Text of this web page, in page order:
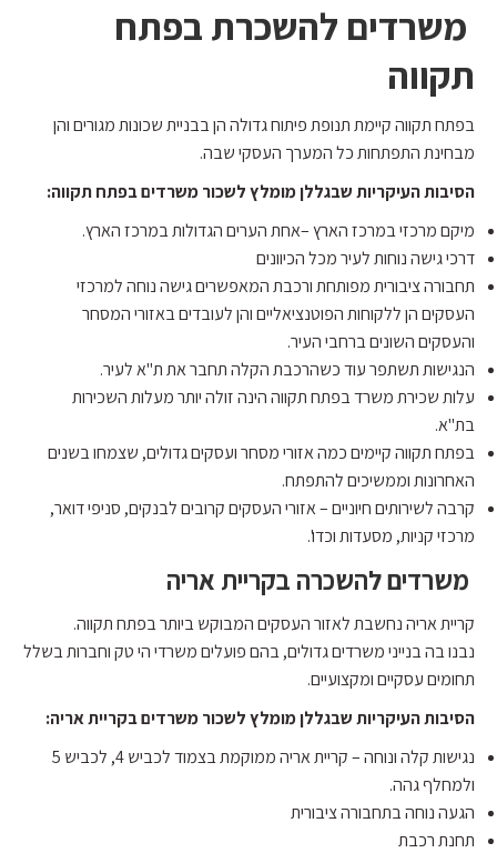
משרדים להשכרת בפתח
תקווה
בפתח תקווה קיימת תנופת פיתוח גדולה הן בבניית שכונות מגורים והן
מבחינת התפתחות כל המערך העסקי שבה.
הסיבות העיקריות שבגללן מומלץ לשכור משרדים בפתח תקווה:
מיקם מרכזי במרכז הארץ –אחת הערים הגדולות במרכז הארץ.
דרכי גישה נוחות לעיר מכל הכיוונים
תחבורה ציבורית מפותחת ורכבת המאפשרים גישה נוחה למרכזי
העסקים הן ללקוחות הפוטנציאליים והן לעובדים באזורי המסחר
והעסקים השונים ברחבי העיר.
הנגישות תשתפר עוד כשהרכבת הקלה תחבר את ת"א לעיר.
עלות שכירת משרד בפתח תקווה הינה זולה יותר מעלות השכירות
בת"א.
בפתח תקווה קיימים כמה אזורי מסחר ועסקים גדולים, שצמחו בשנים
האחרונות וממשיכים להתפתח.
קרבה לשירותים חיוניים – אזורי העסקים קרובים לבנקים, סניפי דואר,
מרכזי קניות, מסעדות וכדו'.
משרדים להשכרה בקריית אריה
קריית אריה נחשבת לאזור העסקים המבוקש ביותר בפתח תקווה.
נבנו בה בנייני משרדים גדולים, בהם פועלים משרדי הי טק וחברות בשלל
תחומים עסקיים ומקצועיים.
הסיבות העיקריות שבגללן מומלץ לשכור משרדים בקריית אריה:
נגישות קלה ונוחה – קריית אריה ממוקמת בצמוד לכביש 4, לכביש 5
ולמחלף גהה.
הגעה נוחה בתחבורה ציבורית
תחנת רכבת